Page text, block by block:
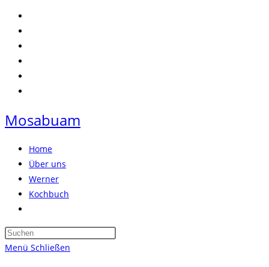
Zum
Inhalt
springen
Mosabuam
Home
Über uns
Werner
Kochbuch
umschalten
Press
Menü Schließen